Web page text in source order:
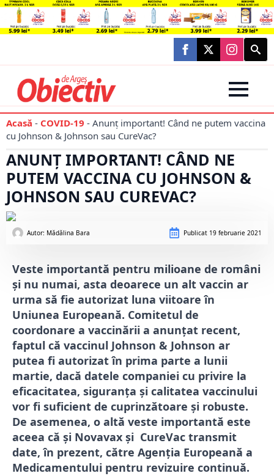
Search
for:
Acasă - COVID-19 - Anunț important! Când ne putem vaccina
cu Johnson & Johnson sau CureVac?
ANUNȚ IMPORTANT! CÂND NE
PUTEM VACCINA CU JOHNSON &
JOHNSON SAU CUREVAC?
Autor: Mădălina Bara Publicat 19 februarie 2021
Veste importantă pentru milioane de români
și nu numai, asta deoarece un alt vaccin ar
urma să fie autorizat luna viitoare în
Uniunea Europeană. Comitetul de
coordonare a vaccinării a anunțat recent,
faptul că vaccinul Johnson & Johnson ar
putea fi autorizat în prima parte a lunii
martie, dacă datele companiei cu privire la
eficacitatea, siguranţa şi calitatea vaccinului
vor fi suficient de cuprinzătoare şi robuste.
De asemenea, o altă veste importantă este
aceea că şi Novavax și CureVac transmit
date, în prezent, către Agenţia Europeană a
Medicamentului pentru revizuire continuă.